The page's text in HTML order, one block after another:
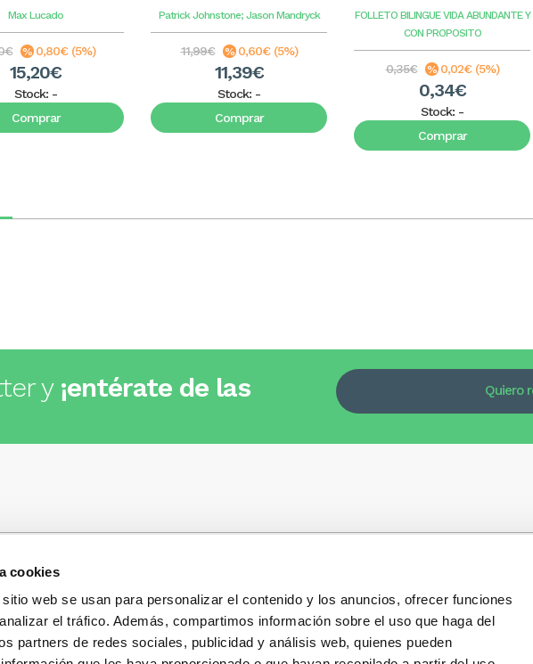
cookies
web se usan para personalizar el contenido y los anuncios, ofrecer funciones
el tráfico. Además, compartimos información sobre el uso que haga del
partners de redes sociales, publicidad y análisis web, quienes pueden
Max Lucado
0,80€ (5%)
15,20€
Stock: -
Comprar
Patrick Johnstone; Jason Mandryck
11,99€ 0,60€ (5%)
11,39€
Stock: -
Comprar
FOLLETO BILINGUE VIDA ABUNDANTE Y
CON PROPOSITO
0,35€ 0,02€ (5%)
0,34€
Stock: -
Comprar
y ¡entérate de las
Quiero
+34 935 32 32 35
¿Tienes dudas, consultas o preguntas?
y te contestaremos con mucho
gusto.
Política de privacidad
Política de privacidad redes
Condiciones generales de la